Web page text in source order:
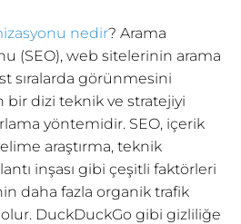
nedir? Arama
(SEO), web sitelerinin arama
sıralarda görünmesini
bir dizi teknik ve stratejiyi
yöntemidir. SEO, içerik
araştırma, teknik
inşası gibi çeşitli faktörleri
daha fazla organik trafik
DuckDuckGo gibi gizliliğe